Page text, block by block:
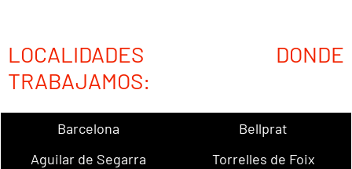
LOCALIDADES DONDE
TRABAJAMOS:
Barcelona
Bellprat
Aguilar de Segarra
Torrelles de Foix